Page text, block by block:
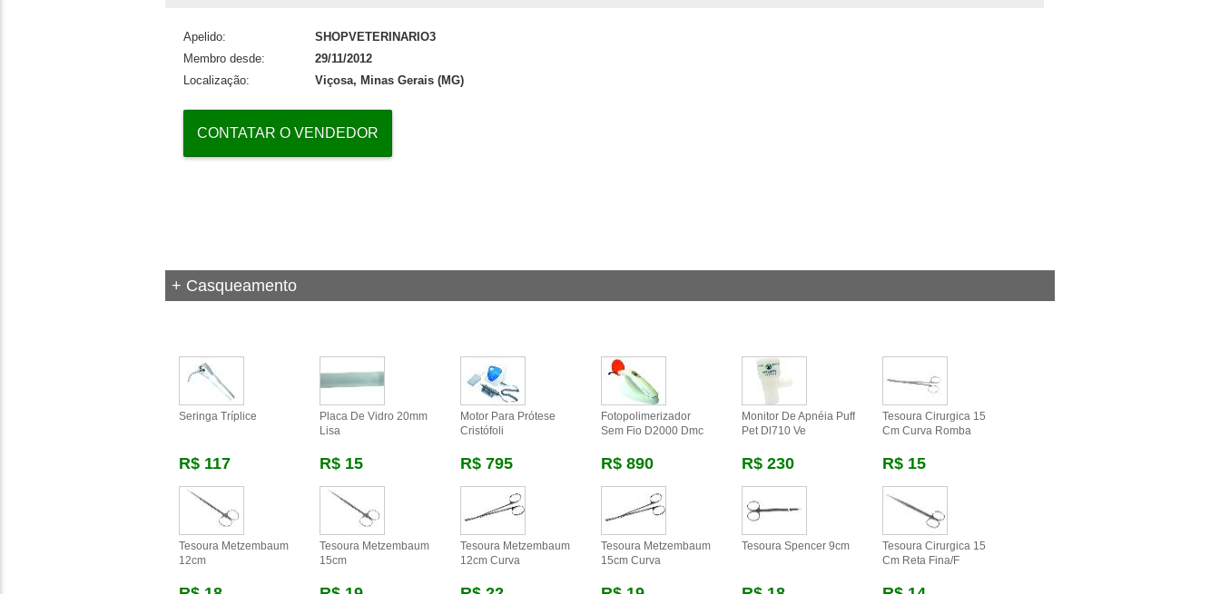
Apelido:
SHOPVETERINARIO3
Membro desde:
29/11/2012
Localização:
Viçosa, Minas Gerais (MG)
CONTATAR O VENDEDOR
+ Casqueamento
Seringa Tríplice
R$ 117
Placa De Vidro 20mm
Lisa
R$ 15
Motor Para Prótese
Cristófoli
R$ 795
Fotopolimerizador
Sem Fio D2000 Dmc
R$ 890
Monitor De Apnéia Puff
Pet Dl710 Ve
R$ 230
Tesoura Cirurgica 15
Cm Curva Romba
R$ 15
Tesoura Metzembaum
12cm
Tesoura Metzembaum
15cm
Tesoura Metzembaum
12cm Curva
Tesoura Metzembaum
15cm Curva
Tesoura Spencer 9cm
Tesoura Cirurgica 15
Cm Reta Fina/f